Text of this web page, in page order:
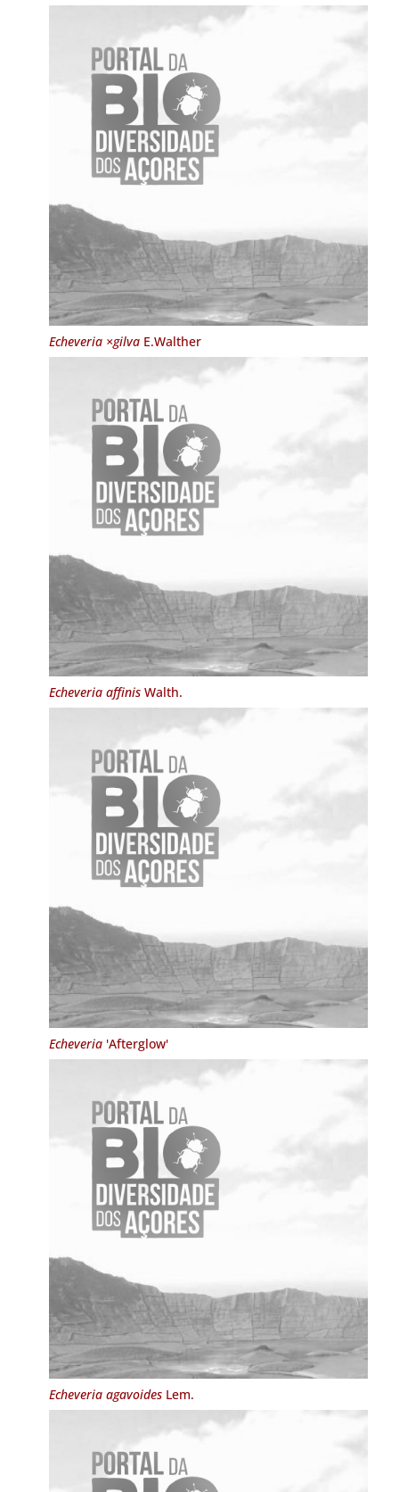
Echeveria ×gilvaE.Walther
Echeveria affinisWalth.
Echeveria 'Afterglow'
Echeveria agavoidesLem.